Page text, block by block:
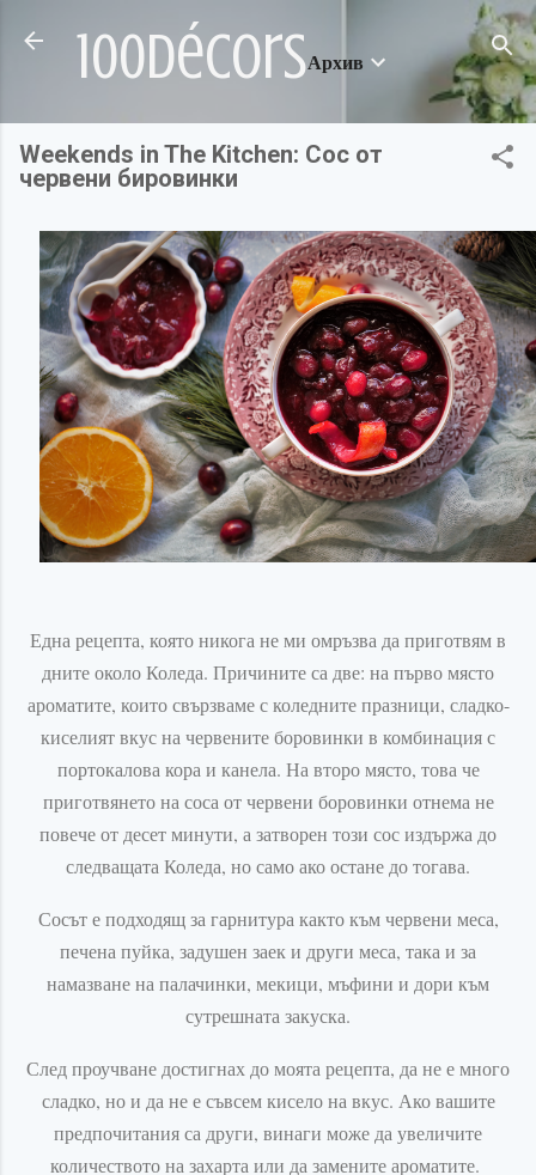
Пропускане към основното съдържание
100décorsАрхив
Weekends in The Kitchen: Сос от
червени бировинки
Една рецепта, която никога не ми омръзва да приготвям в
дните около Коледа. Причините са две: на първо място
ароматите, които свързваме с коледните празници, сладко-
киселият вкус на червените боровинки в комбинация с
портокалова кора и канела. На второ място, това че
приготвянето на соса от червени боровинки отнема не
повече от десет минути, а затворен този сос издържа до
следващата Коледа, но само ако остане до тогава.
Сосът е подходящ за гарнитура както към червени меса,
печена пуйка, задушен заек и други меса, така и за
намазване на палачинки, мекици, мъфини и дори към
сутрешната закуска.
След проучване достигнах до моята рецепта, да не е много
сладко, но и да не е съвсем кисело на вкус. Ако вашите
предпочитания са други, винаги може да увеличите
количеството на захарта или да замените ароматите.